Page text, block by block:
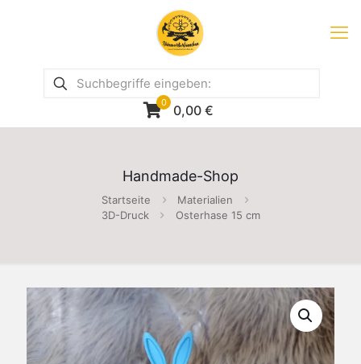
0 0,00 €
Handmade-Shop
Startseite
Materialien
3D-Druck
Osterhase 15 cm